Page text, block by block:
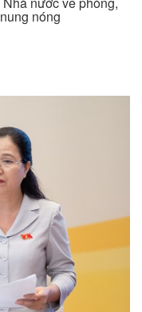
nóng